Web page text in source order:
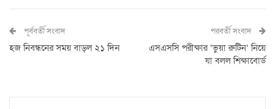
পূর্ববর্তী সংবাদ
হজ নিবন্ধনের সময় বাড়ল ২১ দিন
পরবর্তী সংবাদ
এসএসসি পরীক্ষার ‘ভুয়া রুটিন’ নিয়ে
যা বলল শিক্ষাবোর্ড